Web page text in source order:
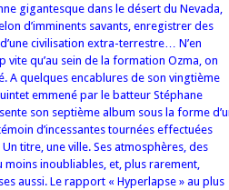
gigantesque dans le désert du Nevada,
d’imminents savants, enregistrer des
civilisation extra-terrestre… N’en
vite qu’au sein de la formation Ozma, on
A quelques encablures de son vingtième
emmené par le batteur Stéphane
son septième album sous la forme
d’incessantes tournées effectuées
titre, une ville. Ses atmosphères, des
moins inoubliables, et, plus rarement,
aussi. Le rapport « Hyperlapse » au plus